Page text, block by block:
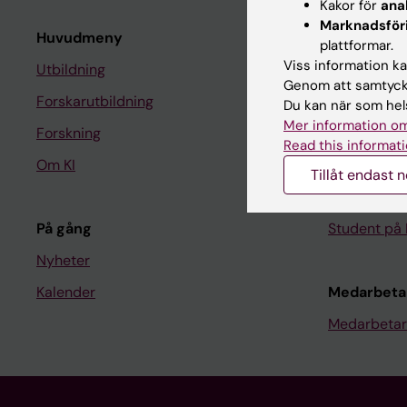
Huvudmeny
Utbildning
Forskarutbildning
Forskning
Om KI
På gång
Nyheter
Kalender
Student
Ladok
Canvas
Schema
Kurs- och
Student på
Kakor för
plattformar.
Viss information
Genom att
Du kan när som
Mer information
Read this
Tillåt endast